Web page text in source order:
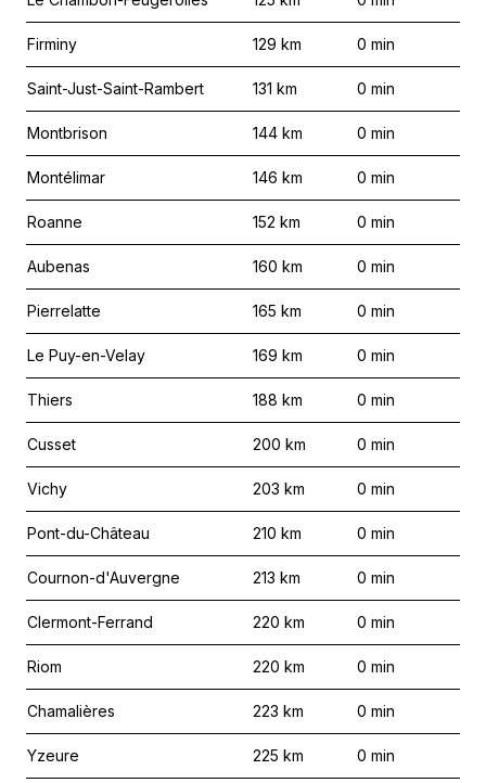
Firminy 129 km 0 min
Saint-Just-Saint-Rambert 131 km 0 min
Montbrison 144 km 0 min
Montélimar 146 km 0 min
Roanne 152 km 0 min
Aubenas 160 km 0 min
Pierrelatte 165 km 0 min
Le Puy-en-Velay 169 km 0 min
Thiers 188 km 0 min
Cusset 200 km 0 min
Vichy 203 km 0 min
Pont-du-Château 210 km 0 min
Cournon-d'Auvergne 213 km 0 min
Clermont-Ferrand 220 km 0 min
Riom 220 km 0 min
Chamalières 223 km 0 min
Yzeure 225 km 0 min